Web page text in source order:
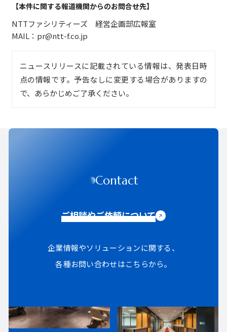
【本件に関する報道機関からのお問合せ先】
NTTファシリティーズ 経営企画部広報室
MAIL：pr@ntt-f.co.jp
ニュースリリースに記載されている情報は、発表日時
点の情報です。予告なしに変更する場合がありますの
で、あらかじめご了承ください。
Contact
ご相談やご依頼について
企業情報やソリューションに関する、
各種お問い合わせはこちらから。